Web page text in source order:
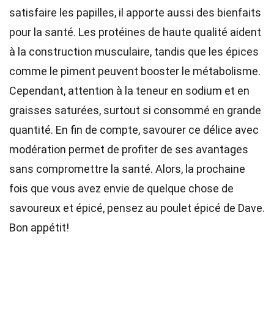
satisfaire les papilles, il apporte aussi des bienfaits
pour la santé. Les protéines de haute qualité aident
à la construction musculaire, tandis que les épices
comme le piment peuvent booster le métabolisme.
Cependant, attention à la teneur en sodium et en
graisses saturées, surtout si consommé en grande
quantité. En fin de compte, savourer ce délice avec
modération permet de profiter de ses avantages
sans compromettre la santé. Alors, la prochaine
fois que vous avez envie de quelque chose de
savoureux et épicé, pensez au poulet épicé de Dave.
Bon appétit!